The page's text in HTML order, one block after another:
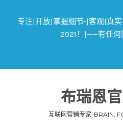
专注|开放|掌握细节-|客观|真
2021！|——有任何
布瑞恩
互联网营销专家-BRAIN,